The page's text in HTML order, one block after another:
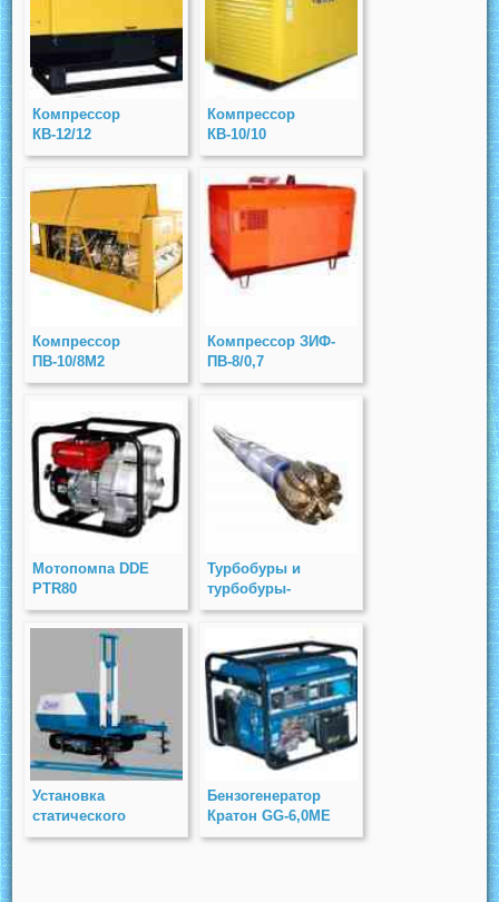
Компрессор
КВ-12/12
Компрессор
КВ-10/10
Компрессор
ПВ-10/8М2
Компрессор ЗИФ-
ПВ-8/0,7
Мотопомпа DDE
PTR80
Турбобуры и
турбобуры-
отклонители
Установка
статического
зондирования
Бензогенератор
Кратон GG-6,0МЕ